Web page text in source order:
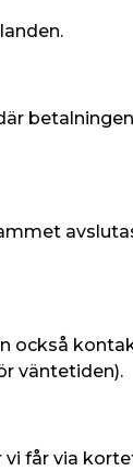
också
väntetiden).
får via